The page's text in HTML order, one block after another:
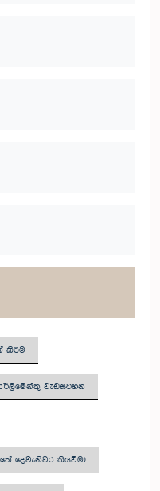
කිරීම
වැඩසටහන
දෙවැනිවර කියවීම)